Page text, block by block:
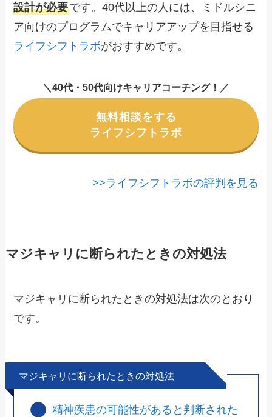
設計が必要です。40代以上の人には、ミドルシニ
ア向けのプログラムでキャリアアップを目指せる
ライフシフトラボがおすすめです。
＼40代・50代向けキャリアコーチング！／
無料相談をする
ライフシフトラボ
>>ライフシフトラボの評判を見る
マジキャリに断られたときの対処法
マジキャリに断られたときの対処法は次のとおり
です。
マジキャリに断られたときの対処法
精神疾患の可能性があると判断された